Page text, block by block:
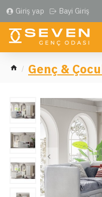
Giriş yap Bayi Giriş
Genç &